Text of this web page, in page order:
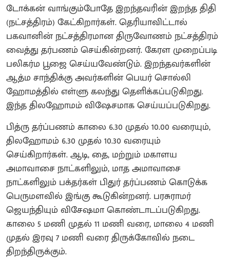
டோக்கன் வாங்கும்போதே இறந்தவரின் இறந்த திதி
(நட்சத்திரம்) கேட்கிறார்கள். தெரியாவிட்டால்
பகவானின் நட்சத்திரமான திருவோணம் நட்சத்திரம்
வைத்து தர்பணம் செய்கின்றனர். கேரள முறைப்படி
பலிகர்ம பூஜை செய்யவேண்டும். இறந்தவர்களின்
ஆத்ம சாந்திக்கு அவர்களின் பெயர் சொல்லி
ஹோமத்தில் எள்ளு கலந்து தெளிக்கப்படுகிறது.
இந்த திலஹோமம் விஷேசமாக செய்யப்படுகிறது.
பித்ரு தர்ப்பணம் காலை 6.30 முதல் 10.00 வரையும்,
திலஹோமம் 6.30 முதல் 10.30 வரையும்
செய்கிறார்கள். ஆடி, தை, மற்றும் மகாளய
அமாவாசை நாட்களிலும், மாத அமாவாசை
நாட்களிலும் பக்தர்கள் பிதுர் தர்ப்பணம் கொடுக்க
பெருமளவில் இங்கு கூடுகின்றனர். பரசுராமர்
ஜெயந்தியும் விசேஷமா கொண்டாடப்படுகிறது.
காலை 5 மணி முதல் 11 மணி வரை, மாலை 4 மணி
முதல் இரவு 7 மணி வரை திருக்கோவில் நடை
திறந்திருக்கும்.